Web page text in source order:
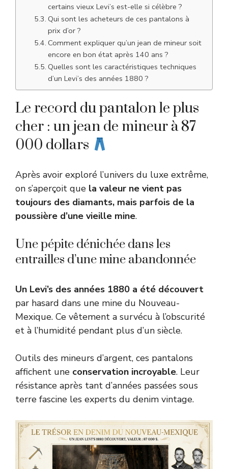
certains vieux Levi’s est-elle si célèbre ?
Qui sont les acheteurs de ces pantalons à
prix d’or ?
Comment expliquer qu’un jean de mineur soit
encore en bon état après 140 ans ?
Quelles sont les caractéristiques techniques
d’un Levi’s des années 1880 ?
Le record du pantalon le plus
cher : un jean de mineur à 87
000 dollars
Après avoir exploré l’univers du luxe extrême,
on s’aperçoit que la valeur ne vient pas
toujours des diamants, mais parfois de la
poussière d’une vieille mine.
Une pépite dénichée dans les
entrailles d’une mine abandonnée
Un Levi’s des années 1880 a été découvert
par hasard dans une mine du Nouveau-
Mexique. Ce vêtement a survécu à l’obscurité
et à l’humidité pendant plus d’un siècle.
Outils des mineurs d’argent, ces pantalons
affichent une conservation incroyable. Leur
résistance après tant d’années passées sous
terre fascine les experts du denim vintage.